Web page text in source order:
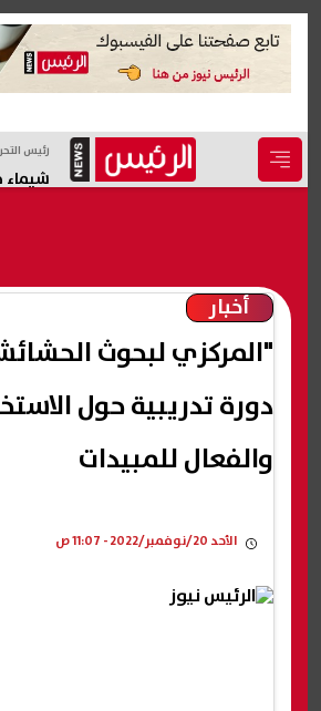
رئيس
شيماء
أخبار
"المركزي لبحوث
دورة تدريبية حول
والفعال للمبيدات
الأحد 20/نوفمبر/2022 - 11:07 ص